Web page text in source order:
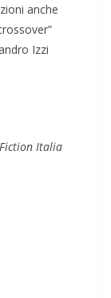
anche
Izzi
Italia